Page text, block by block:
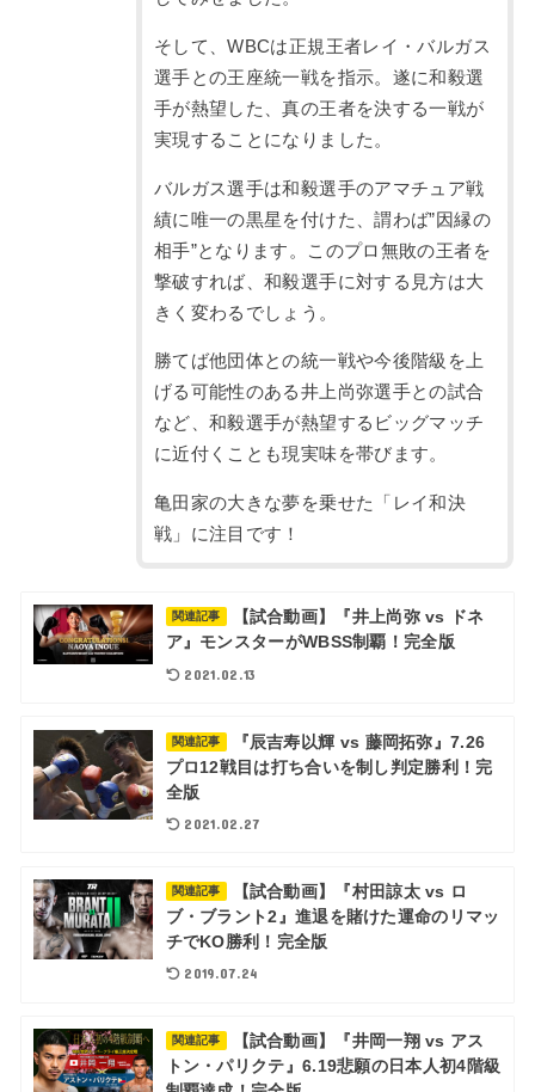
そして、WBCは正規王者レイ・バルガス
選手との王座統一戦を指示。遂に和毅選
手が熱望した、真の王者を決する一戦が
実現することになりました。
バルガス選手は和毅選手のアマチュア戦
績に唯一の黒星を付けた、謂わば”因縁の
相手”となります。このプロ無敗の王者を
撃破すれば、和毅選手に対する見方は大
きく変わるでしょう。
勝てば他団体との統一戦や今後階級を上
げる可能性のある井上尚弥選手との試合
など、和毅選手が熱望するビッグマッチ
に近付くことも現実味を帯びます。
亀田家の大きな夢を乗せた「レイ和決
戦」に注目です！
関連記事
【試合動画】『井上尚弥 vs ドネ
ア』モンスターがWBSS制覇！完全版
2021.02.13
関連記事
『辰吉寿以輝 vs 藤岡拓弥』7.26
プロ12戦目は打ち合いを制し判定勝利！完
全版
2021.02.27
関連記事
【試合動画】『村田諒太 vs ロ
ブ・ブラント2』進退を賭けた運命のリマッ
チでKO勝利！完全版
2019.07.24
関連記事
【試合動画】『井岡一翔 vs アス
トン・パリクテ』6.19悲願の日本人初4階級